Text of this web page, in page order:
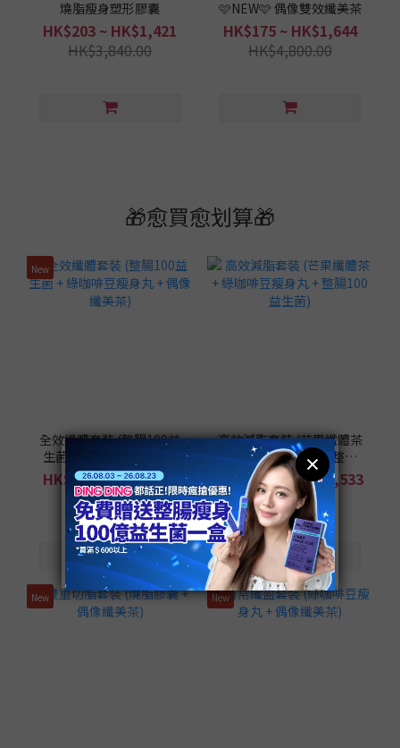
燒脂瘦身塑形膠囊
HK$203 ~ HK$1,421
HK$3,840.00
🩷NEW🩷 偶像雙效纖美茶
HK$175 ~ HK$1,644
HK$4,800.00
🎁愈買愈划算🎁
New
全效纖體套裝 (整腸100益
生菌 + 綠咖啡豆瘦身丸 +
偶像纖美茶)
HK$751 ~ HK$2,332
HK$5,800.00
高效減脂套裝 (芒果纖體茶
+ 綠咖啡豆瘦身丸 + 整腸
100益生菌)
HK$1,114 ~ HK$1,533
HK$3,690.00
New New